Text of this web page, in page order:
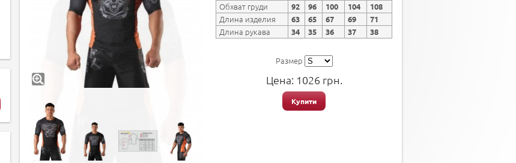
Обхват груди 92 96 100 104 108
Длина изделия 63 65 67 69 71
Длина рукава 34 35 36 37 38
Размер
Цена: 1026 грн.
Купити